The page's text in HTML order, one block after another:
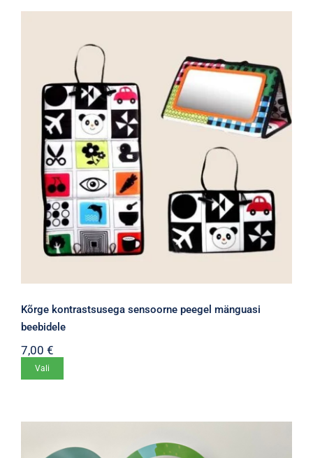
Kõrge kontrastsusega sensoorne peegel mänguasi
beebidele
7,00 €
Vali
mitu